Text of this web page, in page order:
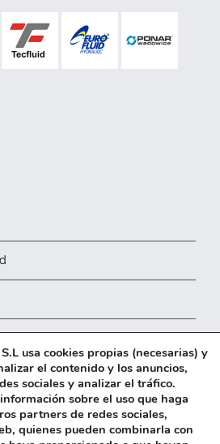
usa cookies propias (necesarias) y
el contenido y los anuncios,
sociales y analizar el tráfico.
sobre el uso que haga
partners de redes sociales,
quienes pueden combinarla con